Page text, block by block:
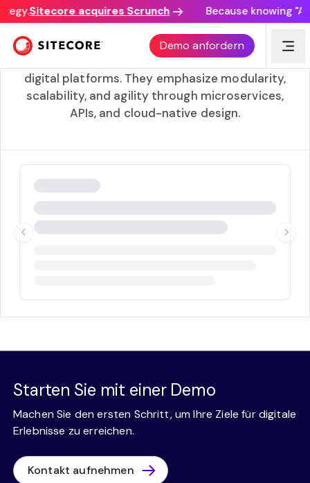
Sitecore acquires Scrunch Because knowing
Demo anfordern
MACH (Microservices)
MACH principles define modern architecture for
digital platforms. They emphasize modularity,
scalability, and agility through microservices,
APIs, and cloud-native design.
Starten Sie mit einer Demo
Machen Sie den ersten Schritt, um Ihre Ziele für digitale
Erlebnisse zu erreichen.
Kontakt aufnehmen